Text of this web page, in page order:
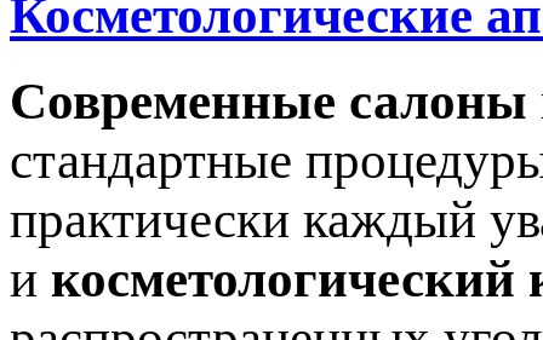
Косметологические
Современные салоны
стандартные
практически каждый
и косметологический